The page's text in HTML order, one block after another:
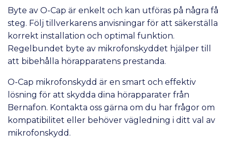
Byte av O-Cap är enkelt och kan utföras på några få
steg. Följ tillverkarens anvisningar för att säkerställa
korrekt installation och optimal funktion.
Regelbundet byte av mikrofonskyddet hjälper till
att bibehålla hörapparatens prestanda.
O-Cap mikrofonskydd är en smart och effektiv
lösning för att skydda dina hörapparater från
Bernafon. Kontakta oss gärna om du har frågor om
kompatibilitet eller behöver vägledning i ditt val av
mikrofonskydd.